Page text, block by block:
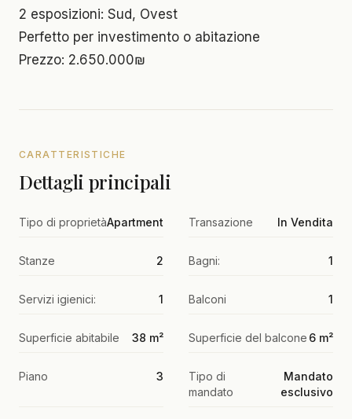
2 esposizioni: Sud, Ovest
Perfetto per investimento o abitazione
Prezzo: 2.650.000₪
CARATTERISTICHE
Dettagli principali
Tipo di proprietàApartment Transazione In Vendita
Stanze 2 Bagni: 1
Servizi igienici: 1 Balconi 1
Superficie abitabile 38 m² Superficie del balcone 6 m²
Piano 3
Tipo di
mandato
Mandato
esclusivo